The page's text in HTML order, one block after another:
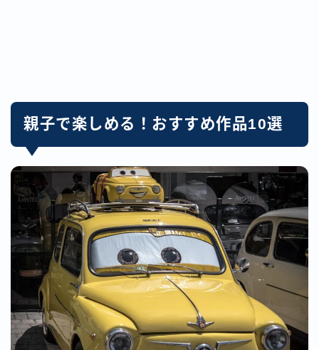
親子で楽しめる！おすすめ作品10選